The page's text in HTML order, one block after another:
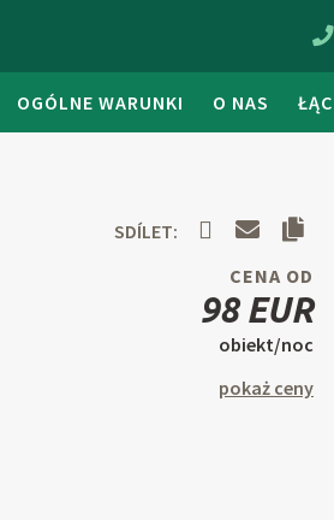
OGÓLNE WARUNKI O NAS
SDÍLET:
CENA OD
98 EUR
obiekt/noc
pokaż ceny